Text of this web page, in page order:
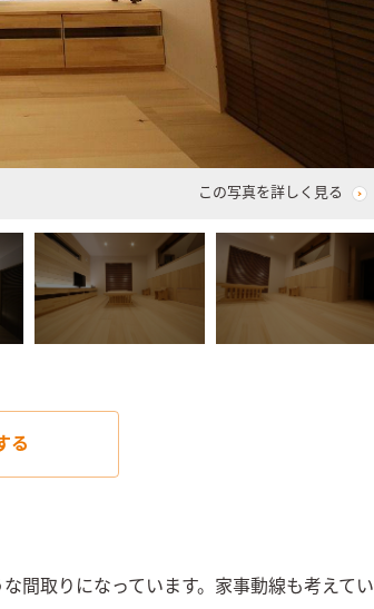
この写真を詳しく見る
る
間取りになっています。家事動線も考えてい